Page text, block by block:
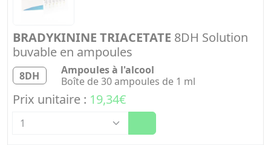
BRADYKININE TRIACETATE 8DH Solution
buvable en ampoules
8DH
Ampoules à l'alcool
Boîte de 30 ampoules de 1 ml
Prix unitaire : 19,34€